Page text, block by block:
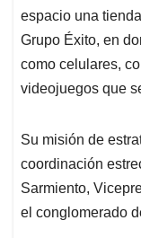
espacio una
Grupo Éxito, en
como celulares,
videojuegos que
Su misión de
coordinación
Sarmiento,
el conglomerado